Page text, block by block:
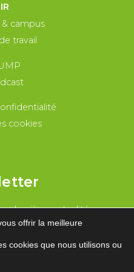
& campus
travail
cookies
dernières actualités
!
offrir la meilleure
cookies que nous utilisons ou